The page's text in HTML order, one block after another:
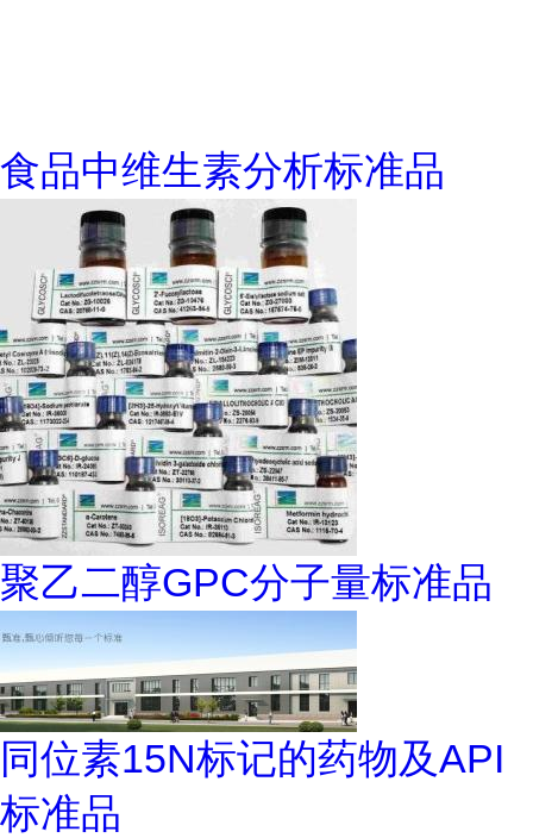
食品中维生素分析标准品
聚乙二醇GPC分子量标准品
同位素15N标记的药物及API
标准品